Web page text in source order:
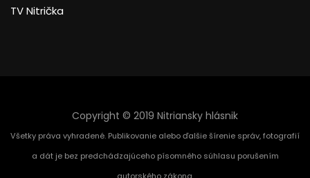
TV Nitrička
Copyright © 2019 Nitriansky hlásnik
Všetky práva vyhradené. Publikovanie alebo ďalšie šírenie správ, fotografií
a dát je bez predchádzajúceho písomného súhlasu porušením